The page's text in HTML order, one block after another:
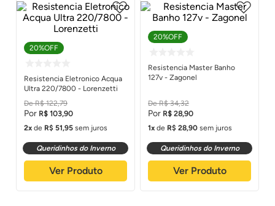
20%OFF
Resistencia Eletronico Acqua
Ultra 220/7800 - Lorenzetti
R$ 122,79
R$ 103,90
2
de R$ 51,95 sem juros
Queridinhos do Inverno
Ver Produto
20%OFF
Resistencia Master Banho
127v - Zagonel
R$ 34,32
R$ 28,90
1
de R$ 28,90 sem juros
Queridinhos do Inverno
Ver Produto